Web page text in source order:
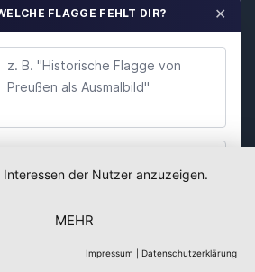
Italiano
Polska
Português
Nederlands
FLAGGE FEHLT DIR? ✕
der Nutzer anzuzeigen.
MEHR
Impressum Datenschutzerklärung